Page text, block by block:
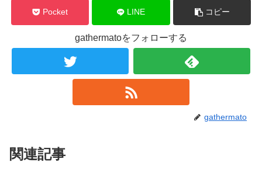
Pocket LINE コピー
gathermatoをフォローする
gathermato
関連記事